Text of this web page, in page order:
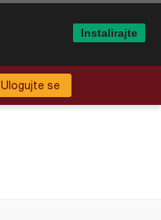
Ulogujte se
Instalirajte